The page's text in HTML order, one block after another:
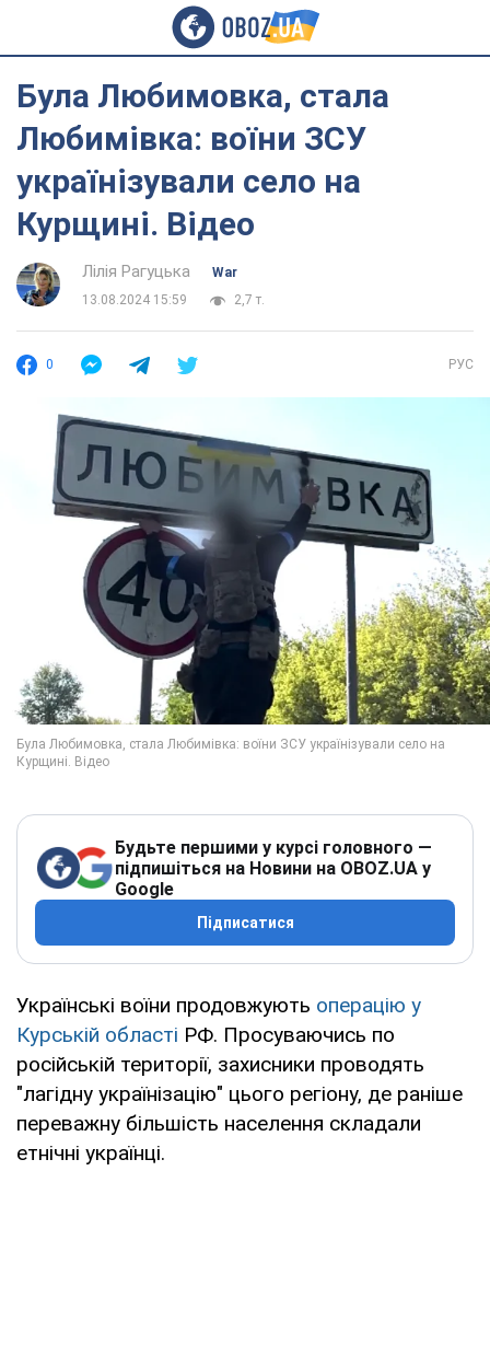
Була Любимовка, стала
Любимівка: воїни ЗСУ
українізували село на
Курщині. Відео
Лілія Рагуцька
War
13.08.2024 15:59
2,7 т.
0 РУС
Будьте першими у курсі головного —
підпишіться на Новини на OBOZ.UA у
Google
Підписатися
Українські воїни продовжують операцію у
Курській області РФ. Просуваючись по
російській території, захисники проводять
"лагідну українізацію" цього регіону, де раніше
переважну більшість населення складали
етнічні українці.